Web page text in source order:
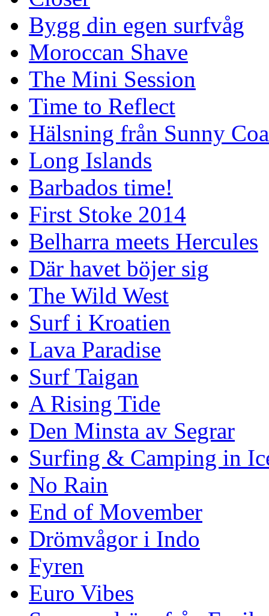
Bygg din egen surfvåg
Moroccan Shave
The Mini Session
Time to Reflect
Hälsning från Sunny
Long Islands
Barbados time!
First Stoke 2014
Belharra meets Hercules
Där havet böjer sig
The Wild West
Surf i Kroatien
Lava Paradise
Surf Taigan
A Rising Tide
Den Minsta av Segrar
Surfing & Camping in
No Rain
End of Movember
Drömvågor i Indo
Fyren
Euro Vibes